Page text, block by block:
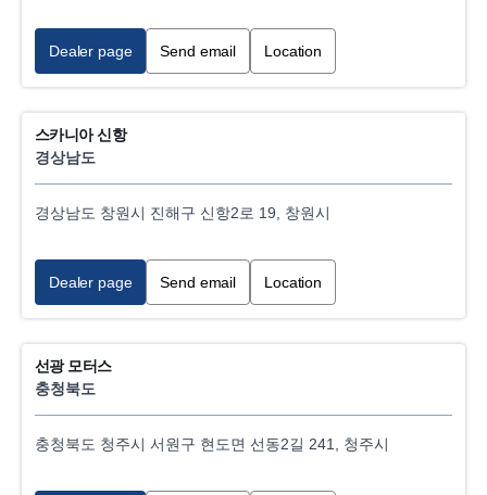
Category
Scania Parts sales
Accident repairs
Industrial, power generation engine service
24h Emergency breakdown service
Truck sales
Dealer page Send email Location
스카니아 신항
경상남도
경상남도 창원시 진해구 신항2로 19, 창원시
Dealer page Send email Location
선광 모터스
충청북도
충청북도 청주시 서원구 현도면 선동2길 241, 청주시